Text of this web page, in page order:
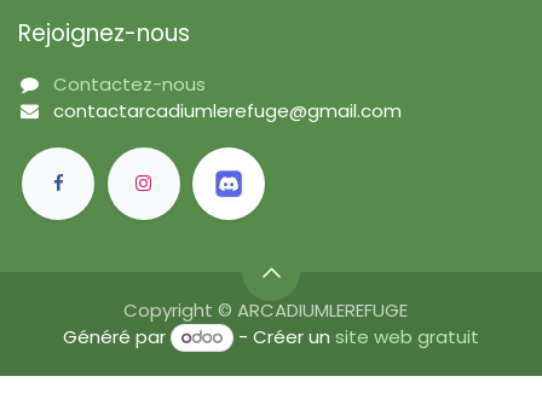
Rejoignez-nous
Contactez-nous
contactarcadiumlerefuge@gmail.com
Copyright © ARCADIUMLEREFUGE
Généré par
- Créer un site web gratuit